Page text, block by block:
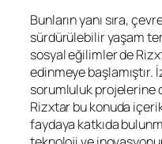
Bunların yanı sıra,
sürdürülebilir yaşam
sosyal eğilimler de
edinmeye başlamıştır.
sorumluluk projelerine
Rizxtar bu konuda
faydaya katkıda